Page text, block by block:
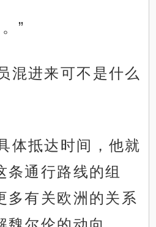
”
混进来可不是什么
体抵达时间，他就
条通行路线的组
多有关欧洲的关系